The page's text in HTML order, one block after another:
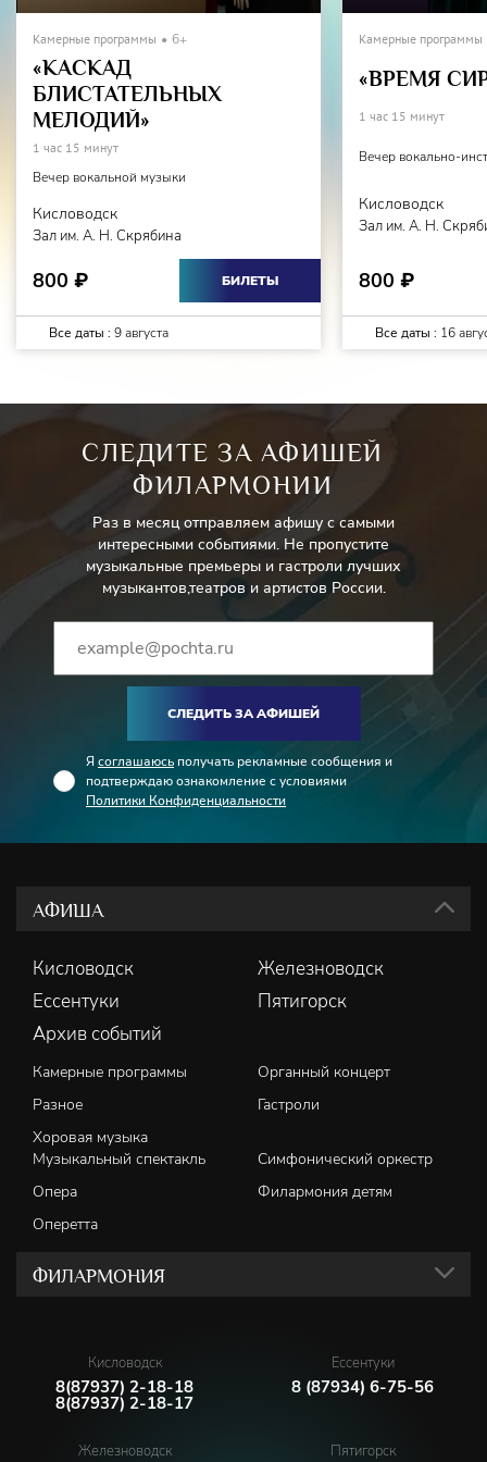
Камерные программы 6+
«КАСКАД
БЛИСТАТЕЛЬНЫХ
МЕЛОДИЙ»
1 час 15 минут
Вечер вокальной музыки
Кисловодск
Зал им. А. Н. Скрябина
800 ₽ БИЛЕТЫ
Все даты : 9 августа
Камерные программы
«ВРЕМЯ
1 час 15 минут
Вечер вокально-
Кисловодск
Зал им. А. Н.
800 ₽
Все даты : 16
СЛЕДИТЕ ЗА АФИШЕЙ
ФИЛАРМОНИИ
Раз в месяц отправляем афишу с самыми
интересными событиями. Не пропустите
музыкальные премьеры и гастроли лучших
музыкантов,театров и артистов России.
СЛЕДИТЬ ЗА АФИШЕЙ
Я соглашаюсь получать рекламные сообщения и
подтверждаю ознакомление с условиями
Политики Конфиденциальности
АФИША
Кисловодск
Железноводск
Ессентуки
Пятигорск
Архив событий
Камерные программы
Органный концерт
Разное
Гастроли
Хоровая музыка
Музыкальный спектакль
Симфонический оркестр
Опера
Филармония детям
Оперетта
ФИЛАРМОНИЯ
Кисловодск
8(87937) 2-18-18
8(87937) 2-18-17
Ессентуки
8 (87934) 6-75-56
Железноводск Пятигорск